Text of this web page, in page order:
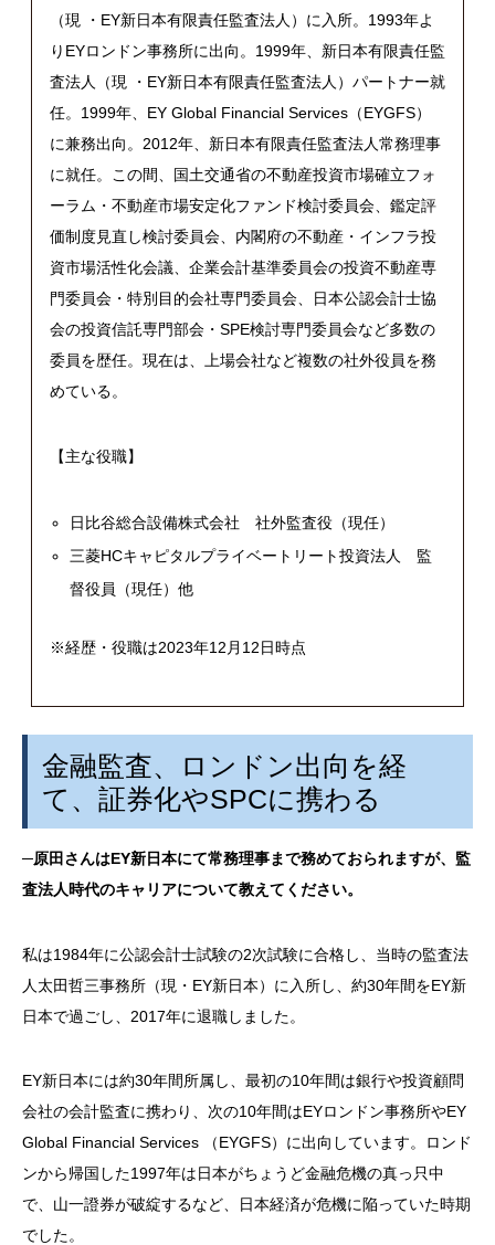
（現 ・ EY新日本有限責任監査法人）に入所。 1993年よ
り EYロンドン事務所に出向。 1999年、新日本有限責任監
査法人（現 ・ EY新日本有限責任監査法人）パートナー就
任。 1999年、 EY Global Financial Services （EYGFS）
に兼務出向。 2012年、新日本有限責任監査法人常務理事
に就任。この間、国土交通省の不動産投資市場確立フォ
ーラム・不動産市場安定化ファンド検討委員会、鑑定評
価制度見直し検討委員会、内閣府の不動産・インフラ投
資市場活性化会議、企業会計基準委員会の投資不動産専
門委員会・特別目的会社専門委員会、日本公認会計士協
会の投資信託専門部会・ SPE検討専門委員会など多数の
委員を歴任。現在は、上場会社など複数の社外役員を務
めている。
【主な役職】
日比谷総合設備株式会社 社外監査役（現任）
三菱HCキャピタルプライベートリート投資法人 監
督役員（現任）他
※経歴・役職は2023年12月12日時点
金融監査、ロンドン出向を経
て、証券化やSPCに携わる
─原田さんはEY新日本にて常務理事まで務めておられますが、監
査法人時代のキャリアについて教えてください。
私は1984年に公認会計士試験の2次試験に合格し、当時の監査法
人太田哲三事務所（現・ EY新日本）に入所し、約30年間をEY新
日本で過ごし、 2017年に退職しました。
EY新日本には約30年間所属し、最初の10年間は銀行や投資顧問
会社の会計監査に携わり、次の10年間はEYロンドン事務所やEY
Global Financial Services
（EYGFS）に出向しています。ロンド
ンから帰国した1997年は日本がちょうど金融危機の真っ只中
で、山一證券が破綻するなど、日本経済が危機に陥っていた時期
でした。